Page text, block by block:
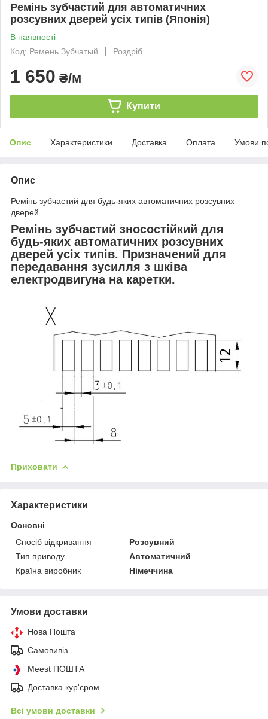
Ремінь зубчастий для автоматичних
розсувних дверей усіх типів (Японія)
В наявності
Код: Ремень Зубчатый
Роздріб
1 650 ₴/м
Купити
Опис Характеристики Доставка Оплата Умови
Опис
Ремінь зубчастий для будь-яких автоматичних розсувних
дверей
Ремінь зубчастий зносостійкий для
будь-яких автоматичних розсувних
дверей усіх типів. Призначений для
передавання зусилля з шківа
електродвигуна на каретки.
Приховати
Характеристики
Основні
Спосіб відкривання
Розсувний
Тип приводу
Автоматичний
Країна виробник
Німеччина
Умови доставки
Нова Пошта
Самовивіз
Meest ПОШТА
Доставка кур'єром
Всі умови доставки